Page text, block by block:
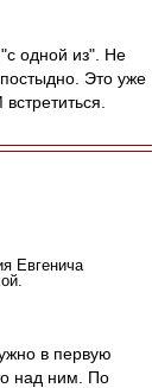
"с одной из". Не
Это уже
Евгенича
в первую
над ним. По